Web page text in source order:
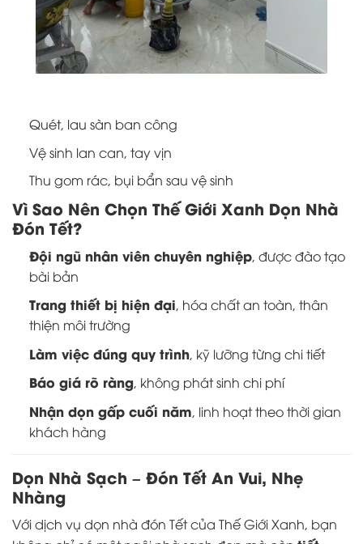
Quét, lau sàn ban công
Vệ sinh lan can, tay vịn
Thu gom rác, bụi bẩn sau vệ sinh
Vì Sao Nên Chọn Thế Giới Xanh Dọn Nhà
Đón Tết?
Đội ngũ nhân viên chuyên nghiệp, được đào tạo
bài bản
Trang thiết bị hiện đại, hóa chất an toàn, thân
thiện môi trường
Làm việc đúng quy trình, kỹ lưỡng từng chi tiết
Báo giá rõ ràng, không phát sinh chi phí
Nhận dọn gấp cuối năm, linh hoạt theo thời gian
khách hàng
Dọn Nhà Sạch – Đón Tết An Vui, Nhẹ
Nhàng
Với dịch vụ dọn nhà đón Tết của Thế Giới Xanh, bạn